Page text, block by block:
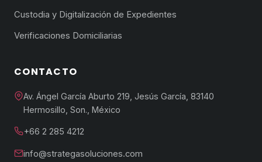
Custodia y Digitalización de Expedientes
Verificaciones Domiciliarias
CONTACTO
Av. Ángel García Aburto 219, Jesús García, 83140
Hermosillo, Son., México
+66 2 285 4212
info@strategasoluciones.com